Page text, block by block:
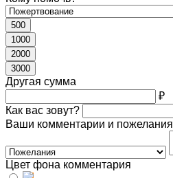
500
1000
2000
3000
Другая сумма
₽
Как вас зовут?
Ваши комментарии и пожелания
Цвет фона комментария